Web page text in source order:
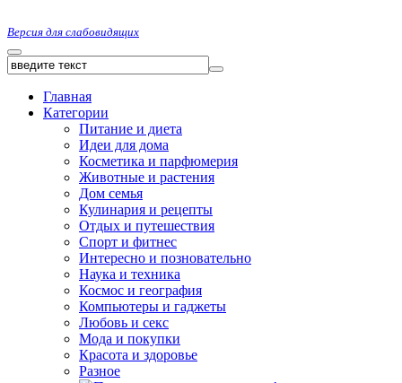
Версия для слабовидящих
Главная
Категории
Питание и диета
Идеи для дома
Косметика и парфюмерия
Животные и растения
Дом семья
Кулинария и рецепты
Отдых и путешествия
Спорт и фитнес
Интересно и позновательно
Наука и техника
Космос и география
Компьютеры и гаджеты
Любовь и секс
Мода и покупки
Красота и здоровье
Разное